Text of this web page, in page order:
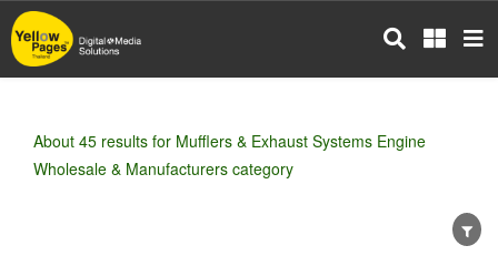
Skip
to
main
About 45 results for Mufflers & Exhaust Systems Engine
Wholesale & Manufacturers category